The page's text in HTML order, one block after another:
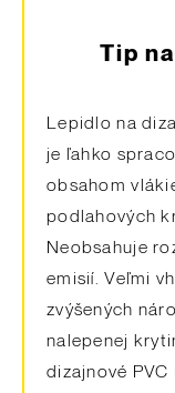
Tip
Lepidlo na
je ľahko
obsahom
podlahových
Neobsahuje
emisií. Veľmi
zvýšených
nalepenej
dizajnové PVC